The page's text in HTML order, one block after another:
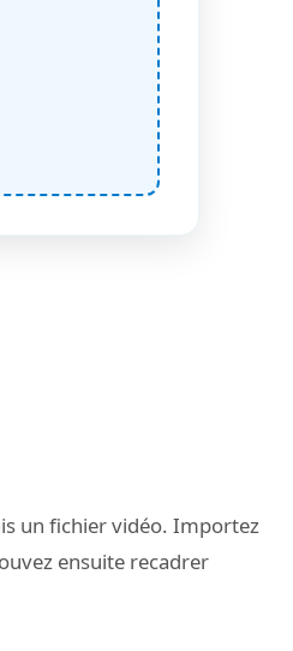
un fichier vidéo. Importez
ensuite recadrer